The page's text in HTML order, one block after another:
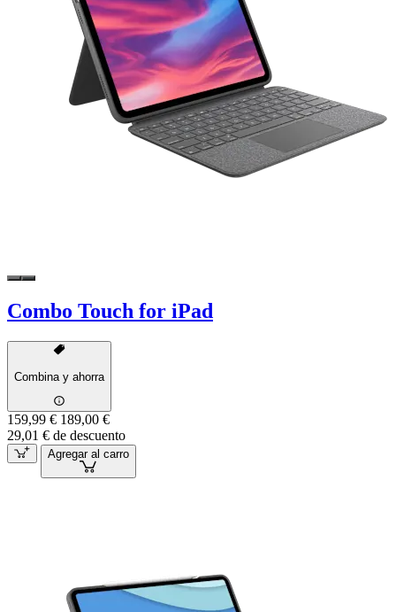
Combo Touch for iPad
Combina y ahorra
159,99 € 189,00 €
29,01 € de descuento
Agregar al carro